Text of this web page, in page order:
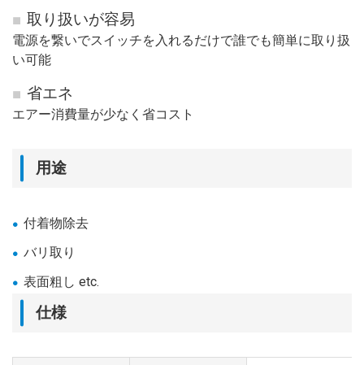
取り扱いが容易
電源を繋いでスイッチを入れるだけで誰でも簡単に取り扱
い可能
省エネ
エアー消費量が少なく省コスト
用途
付着物除去
バリ取り
表面粗し etc.
仕様